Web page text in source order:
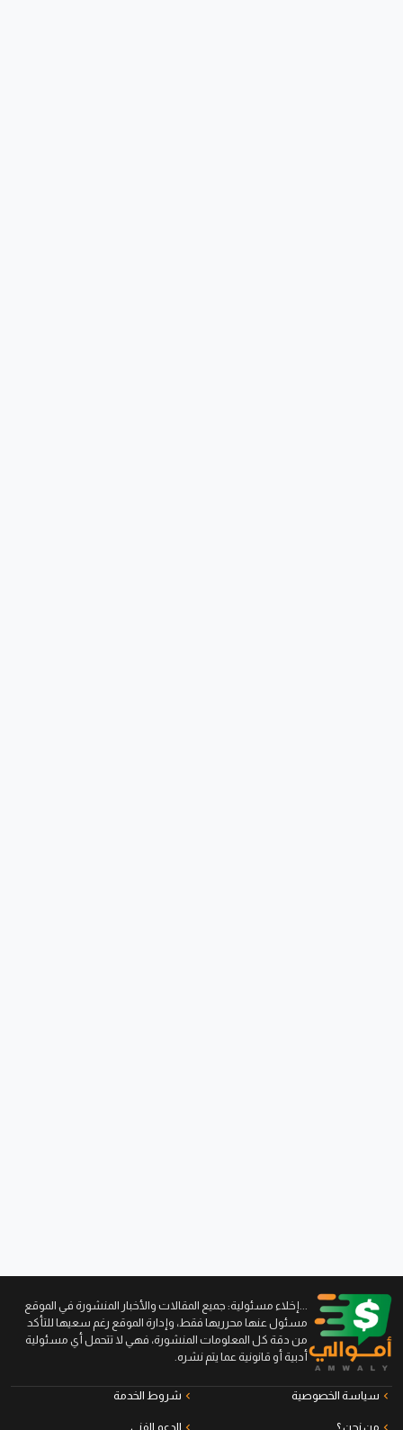
...إخلاء مسئولية: جميع المقالات والأخبار المنشورة في الموقع
مسئول عنها محرريها فقط، وإدارة الموقع رغم سعيها للتأكد
من دقة كل المعلومات المنشورة، فهي لا تتحمل أي مسئولية
أدبية أو قانونية عما يتم نشره.
سياسة الخصوصية شروط الخدمة
من نحن ؟ الدعم الفني